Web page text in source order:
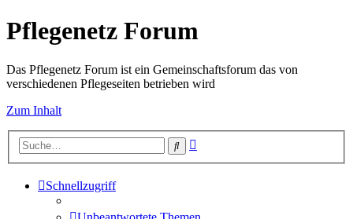
Pflegenetz Forum
Das Pflegenetz Forum ist ein Gemeinschaftsforum das von
verschiedenen Pflegeseiten betrieben wird
Zum Inhalt
Suche
Schnellzugriff